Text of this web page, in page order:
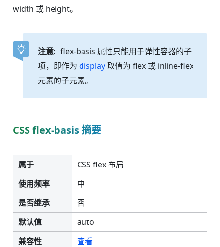
width 或 height。
注意: flex-basis 属性只能用于弹性容器的子
项，即作为 display取值为 flex 或 inline-flex
元素的子元素。
CSS flex-basis 摘要
属于
CSS flex 布局
使用频率
中
是否继承
否
默认值
auto
兼容性
查看